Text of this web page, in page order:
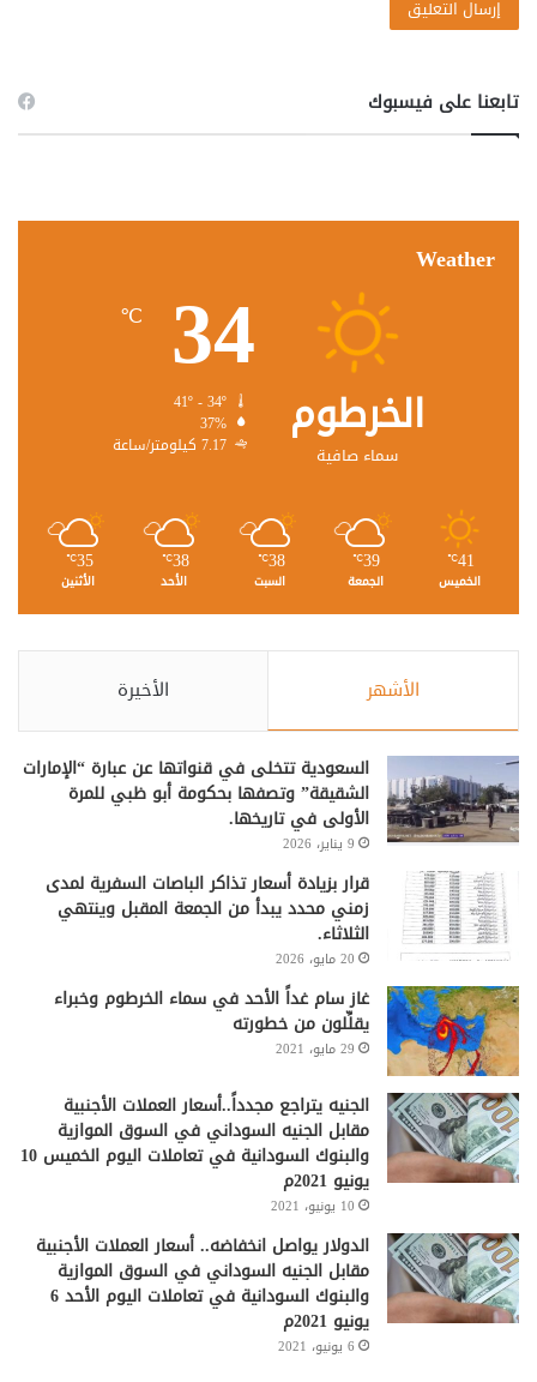
تابعنا على فيسبوك
Weather
الخرطوم
سماء صافية
34
℃
37%
7.17 كيلومتر/ساعة
41
℃
الخميس
39
℃
الجمعة
38
℃
السبت
38
℃
الأحد
35
℃
الأثنين
الأشهر الأخيرة
السعودية تتخلى في قنواتها عن عبارة “الإمارات
الشقيقة” وتصفها بحكومة أبو ظبي للمرة
الأولى في تاريخها.
9 يناير، 2026
قرار بزيادة أسعار تذاكر الباصات السفرية لمدى
زمني محدد يبدأ من الجمعة المقبل وينتهي
الثلاثاء.
20 مايو، 2026
غاز سام غداً الأحد في سماء الخرطوم وخبراء
يقلِّلون من خطورته
29 مايو، 2021
الجنيه يتراجع مجدداً..أسعار العملات الأجنبية
مقابل الجنيه السوداني في السوق الموازية
والبنوك السودانية في تعاملات اليوم الخميس 10
يونيو 2021م
10 يونيو، 2021
الدولار يواصل انخفاضه.. أسعار العملات الأجنبية
مقابل الجنيه السوداني في السوق الموازية
والبنوك السودانية في تعاملات اليوم الأحد 6
يونيو 2021م
6 يونيو، 2021